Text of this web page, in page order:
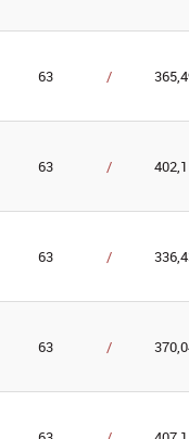
63 /
63 /
63 /
63 /